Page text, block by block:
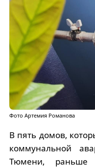
Фото Артемия Романова
В пять домов,
коммунальной
Тюмени, раньше